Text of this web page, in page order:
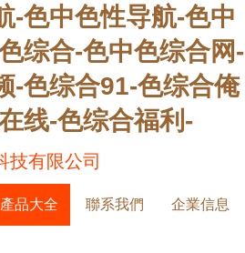
-色中色性导航-色中
综合-色中色综合网-
-色综合91-色综合俺
线-色综合福利-
技有限公司
產品大全 聯系我們 企業信息